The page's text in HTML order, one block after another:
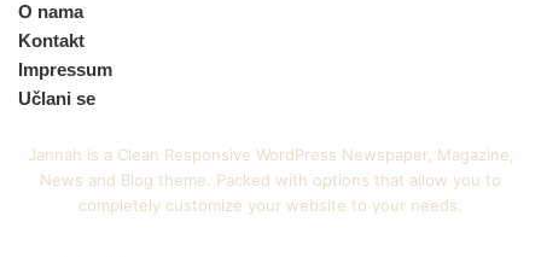
O nama
Kontakt
Impressum
Učlani se
Jannah is a Clean Responsive WordPress Newspaper, Magazine,
News and Blog theme. Packed with options that allow you to
completely customize your website to your needs.